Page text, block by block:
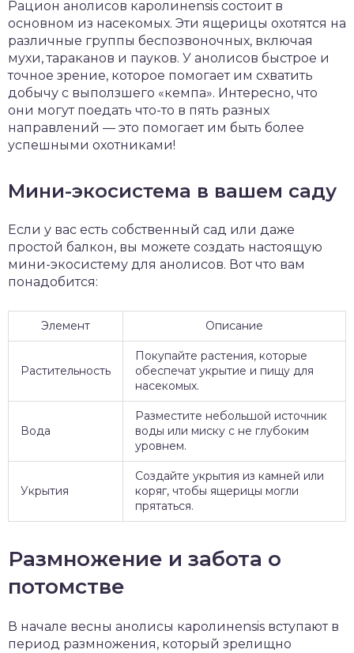
Рацион анолисов каролинensis состоит в
основном из насекомых. Эти ящерицы охотятся на
различные группы беспозвоночных, включая
мухи, тараканов и пауков. У анолисов быстрое и
точное зрение, которое помогает им схватить
добычу с выползшего «кемпа». Интересно, что
они могут поедать что-то в пять разных
направлений — это помогает им быть более
успешными охотниками!
Мини-экосистема в вашем саду
Если у вас есть собственный сад или даже
простой балкон, вы можете создать настоящую
мини-экосистему для анолисов. Вот что вам
понадобится:
Элемент Описание
Растительность
Покупайте растения, которые
обеспечат укрытие и пищу для
насекомых.
Вода
Разместите небольшой источник
воды или миску с не глубоким
уровнем.
Укрытия
Создайте укрытия из камней или
коряг, чтобы ящерицы могли
прятаться.
Размножение и забота о
потомстве
В начале весны анолисы каролинensis вступают в
период размножения, который зрелищно